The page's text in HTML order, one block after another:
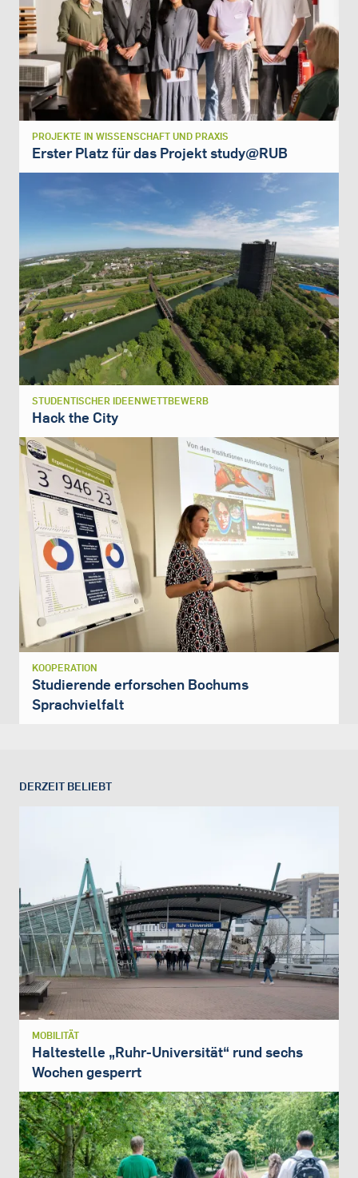
PROJEKTE IN WISSENSCHAFT UND PRAXIS
Erster Platz für das Projekt study@RUB
STUDENTISCHER IDEENWETTBEWERB
Hack the City
KOOPERATION
Studierende erforschen Bochums
Sprachvielfalt
DERZEIT BELIEBT
MOBILITÄT
Haltestelle „Ruhr-Universität“ rund sechs
Wochen gesperrt